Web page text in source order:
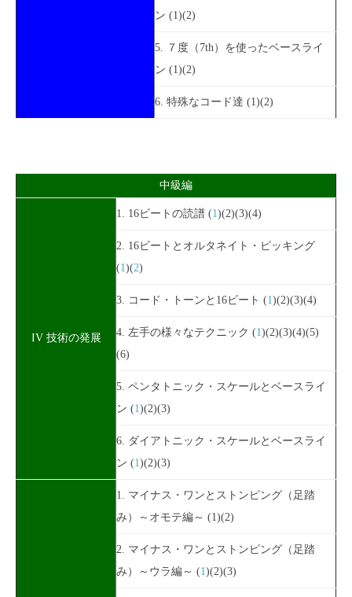
ン (1)(2)
5. ７度（7th）を使ったベースライ
ン (1)(2)
6. 特殊なコード達 (1)(2)
中級編
IV 技術の発展
1. 16ビートの読譜 (1)(2)(3)(4)
2. 16ビートとオルタネイト・ピッキング
(1)(2)
3. コード・トーンと16ビート (1)(2)(3)(4)
4. 左手の様々なテクニック (1)(2)(3)(4)(5)
(6)
5. ペンタトニック・スケールとベースライ
ン (1)(2)(3)
6. ダイアトニック・スケールとベースライ
ン (1)(2)(3)
1. マイナス・ワンとストンピング（足踏
み）～オモテ編～ (1)(2)
2. マイナス・ワンとストンピング（足踏
み）～ウラ編～ (1)(2)(3)